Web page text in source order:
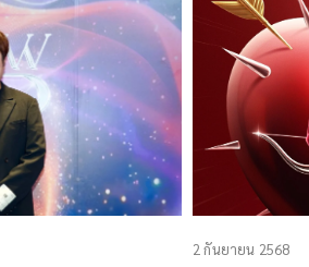
2 กันยายน 2568